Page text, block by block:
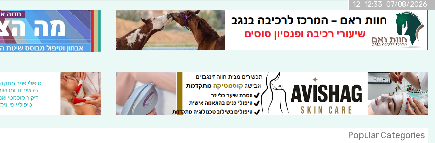
07/08/2026 12:33 12
Popular Categories